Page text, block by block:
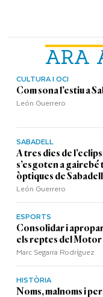
ARA
CULTURA I OCI
Com sona l’estiu a
León Guerrero
SABADELL
A tres dies de
s’esgoten a gairebé
òptiques de Sabadell
León Guerrero
ESPORTS
Consolidar i
els reptes del Motor
Marc Segarra Rodríguez
HISTÒRIA
Noms, malnoms i